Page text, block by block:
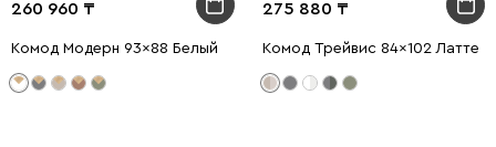
260 960
Комод Модерн 93x88 Белый
275 880
Комод Трейвис 84x102 Латте